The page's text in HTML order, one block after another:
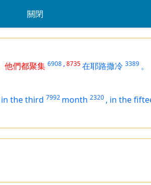
關閉
他們都聚集 6908 ,8735在耶路撒冷 3389 。
in the third 7992 month 2320 , in the